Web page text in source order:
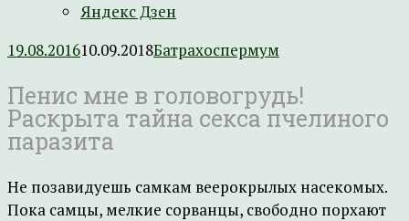
Яндекс Дзен
19.08.201610.09.2018Батрахоспермум
Пенис мне в головогрудь!
Раскрыта тайна секса пчелиного
паразита
Не позавидуешь самкам веерокрылых насекомых.
Пока самцы, мелкие сорванцы, свободно порхают